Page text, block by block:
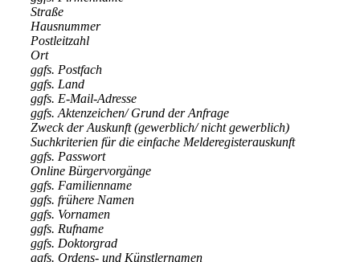
Straße
Hausnummer
Postleitzahl
Ort
ggfs. Postfach
ggfs. Land
ggfs. E-Mail-Adresse
ggfs. Aktenzeichen/ Grund der Anfrage
Zweck der Auskunft (gewerblich/ nicht gewerblich)
Suchkriterien für die einfache Melderegisterauskunft
ggfs. Passwort
Online Bürgervorgänge
ggfs. Familienname
ggfs. frühere Namen
ggfs. Vornamen
ggfs. Rufname
ggfs. Doktorgrad
ggfs. Ordens- und Künstlernamen